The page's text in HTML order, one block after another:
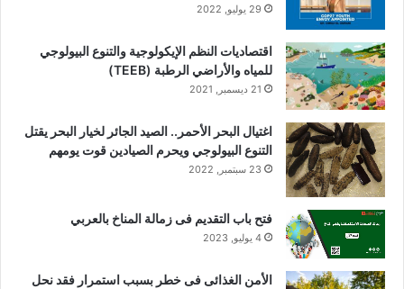
29 يوليو, 2022
اقتصاديات النظم الإيكولوجية والتنوع البيولوجي
للمياه والأراضي الرطبة (TEEB)
21 ديسمبر, 2021
اغتيال البحر الأحمر.. الصيد الجائر لخيار البحر يقتل
التنوع البيولوجي ويحرم الصيادين قوت يومهم
23 سبتمبر, 2022
فتح باب التقديم فى زمالة المناخ بالعربي
4 يوليو, 2023
الأمن الغذائى فى خطر بسبب استمرار فقد نحل